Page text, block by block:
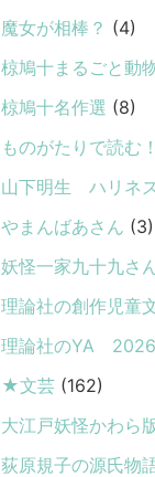
魔女が相棒？ (4)
椋鳩十まるごと動
椋鳩十名作選 (8)
ものがたりで読む
山下明生 ハリネ
やまんばあさん (3)
妖怪一家九十九さ
理論社の創作児童
理論社のYA 2026
★文芸 (162)
大江戸妖怪かわら
荻原規子の源氏物